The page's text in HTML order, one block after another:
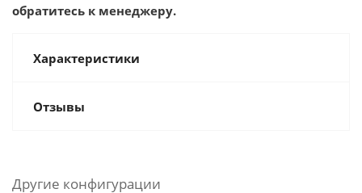
обратитесь к менеджеру.
Характеристики
Отзывы
Другие конфигурации